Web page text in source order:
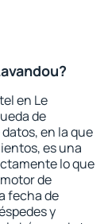
en Le
de
en la que
es una
lo que
de
fecha de
y